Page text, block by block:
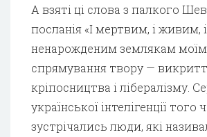
А взяті ці слова з палкого
посланія «І мертвим, і живим, і
ненарожденим землякам
спрямування твору —
кріпосництва і лібералізму.
української інтелігенції того
зустрічались люди, які